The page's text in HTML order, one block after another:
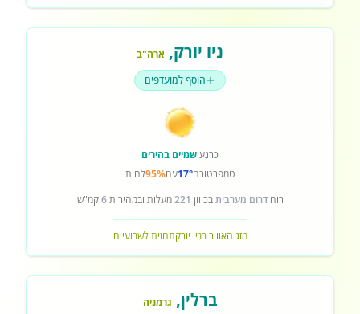
ניו יורק, ארה"ב
הוסף למועדפים
כרגעשמיים בהירים
טמפרטורה17°עם95%לחות
רוחדרום מערביתבכיוון 221מעלות ובמהירות6קמ"ש
מזג האוויר בניו יורקתחזית לשבועיים
ברלין, גרמניה